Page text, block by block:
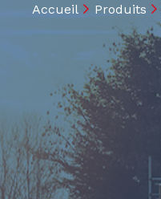
Accueil Produits